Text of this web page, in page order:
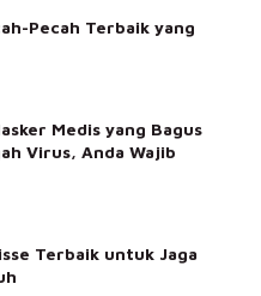
Pecah Terbaik yang
Medis yang Bagus
Virus, Anda Wajib
Terbaik untuk Jaga